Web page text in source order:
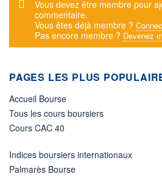
Message d'alerte
Vous devez être membre pour
commentaire.
Vous êtes déjà membre ?
Pas encore membre ? Devenez
PAGES LES PLUS
Accueil Bourse
Tous les cours boursiers
Cours CAC 40
Indices boursiers internationaux
Palmarès Bourse